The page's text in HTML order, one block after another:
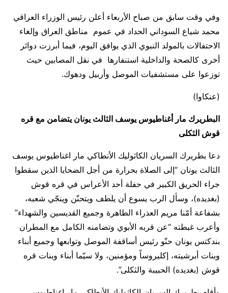
وفي وقت سابق من صباح الأربعاء أعلن رئيس الوزراء العراقي
محمد شياع السوداني الحداد في عموم مناطق العراق وإلغاء
الاحتفالات بالمولد النبوي الذي يوافق اليوم، فيما أبرزت دوائر
أخرى كالصحة والداخلية استنفارها في نقل المصابين حيث
توزعوا على مستشفيات الموصل وأربيل ودهوك.
(عنكاوا)
البطريرك مار أغناطيوس يوسف الثالث يونان يتضامن مع قره
قوش الثكلى
دعا بطريرك السريان الكاثوليك الأنطاكي مار اغناطيوس يوسف
الثالث يونان “إلى الصلاة بحرارة من أجل الضحايا الذين سقطوا
جراء الحريق الكبير في حفلة أحد الأعراس في قره قوش
(بغديده)، وسأل الرب يسوع أن يلطف ويتحنّن وينجّي شعبه،
بشفاعة أمّنا مريم العذراء الطاهرة وجميع القديسين والشهداء”
وأعرب غبطته “عن قربه الأبوي وتضامنه الكامل مع المطران
بندكتس يونان حنّو رئيس أساقفة الموصل وتوابعها وجميع أبناء
وبنات أبرشيته، إكليروساً ومؤمنين، ولا سيّما أبناء وبنات قره
قوش (بغديده) الحبيبة والثكلى”.